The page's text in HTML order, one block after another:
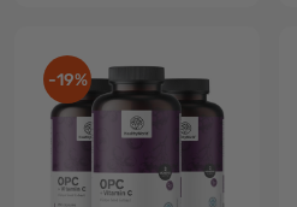
-19%